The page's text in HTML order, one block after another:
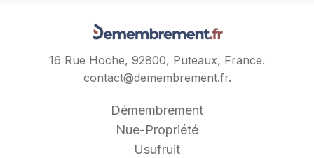
16 Rue Hoche, 92800, Puteaux, France.
contact@demembrement.fr.
Démembrement
Nue-Propriété
Usufruit